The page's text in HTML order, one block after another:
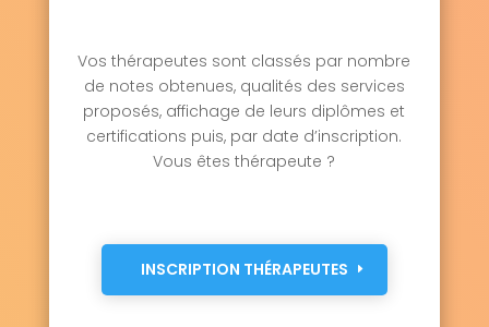
Vos thérapeutes sont classés par nombre
de notes obtenues, qualités des services
proposés, affichage de leurs diplômes et
certifications puis, par date d’inscription.
Vous êtes thérapeute ?
INSCRIPTION THÉRAPEUTES